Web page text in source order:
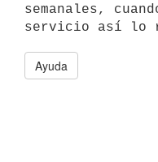
semanales,
Ayuda